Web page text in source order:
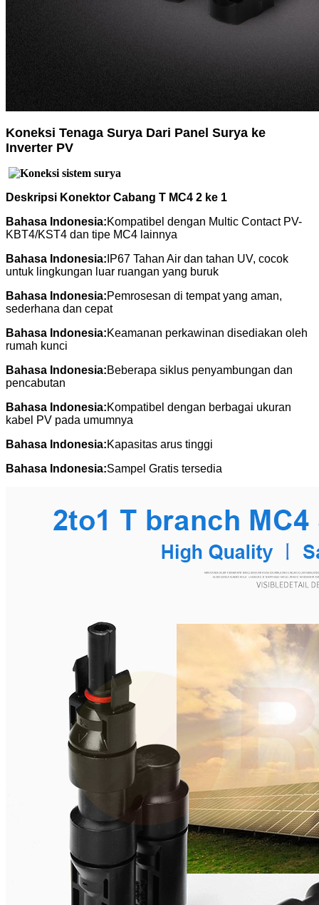
Koneksi Tenaga Surya Dari Panel Surya ke
Inverter PV
Deskripsi Konektor Cabang T MC4 2 ke 1
Bahasa Indonesia:Kompatibel dengan Multic Contact PV-
KBT4/KST4 dan tipe MC4 lainnya
Bahasa Indonesia: IP67 Tahan Air dan tahan UV, cocok
untuk lingkungan luar ruangan yang buruk
Bahasa Indonesia:Pemrosesan di tempat yang aman,
sederhana dan cepat
Bahasa Indonesia:Keamanan perkawinan disediakan oleh
rumah kunci
Bahasa Indonesia:Beberapa siklus penyambungan dan
pencabutan
Bahasa Indonesia:Kompatibel dengan berbagai ukuran
kabel PV pada umumnya
Bahasa Indonesia:Kapasitas arus tinggi
Bahasa Indonesia:Sampel Gratis tersedia